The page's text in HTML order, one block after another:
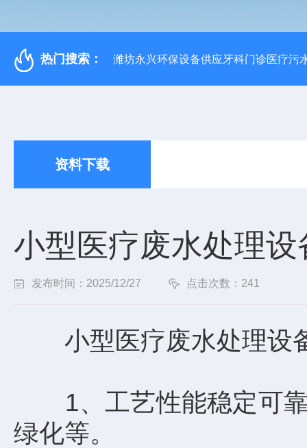
热门搜索： 潍坊永兴环保设备供应牙科门诊医疗污
资料下载
小型医疗废水处理
发布时间：2025/12/27 点击次数：241
小型医疗废水处理设
1、工艺性能稳定可靠
绿化等。